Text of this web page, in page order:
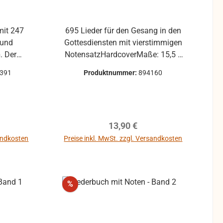
Der
695 Lieder für den Gesang in den
Gottesdiensten mit vierstimmigen
NotensatzHardcoverMaße: 15,5 x
Produktnummer:894160
Regulärer Preis:
13,90 €
Preise inkl. MwSt. zzgl. Versandkosten
%Rabatt